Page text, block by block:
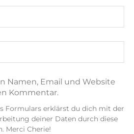
Namen, Email und Website
Kommentar.
Formulars erklärst du dich mit der
deiner Daten durch diese
Merci Cherie!